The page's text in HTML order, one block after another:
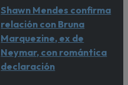
Shawn Mendes confirma
relación con Bruna
Marquezine, ex de
Neymar, con romántica
declaración